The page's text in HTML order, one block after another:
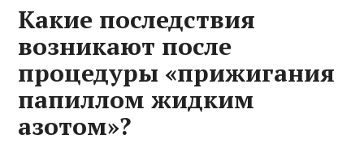
Какие последствия
возникают после
процедуры «прижигания
папиллом жидким
азотом»?